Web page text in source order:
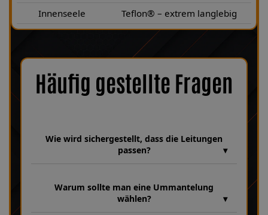
Innenseele
Teflon® – extrem langlebig
Häufig gestellte Fragen
Wie wird sichergestellt, dass die Leitungen
passen?
Leitungsvarianten hinterlegt sind. Dabei achten wir bei jeder
Fertigung genau auf Fahrzeugparameter wie HSN 4001, TSN 177
Warum sollte man eine Ummantelung
wählen?